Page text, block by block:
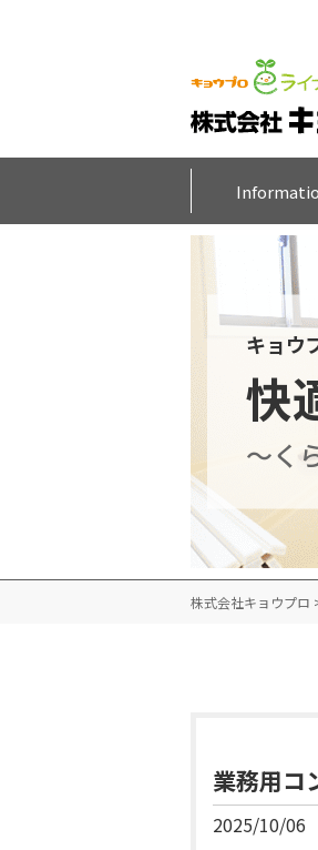
キョウ
快
～く
株式会社キョウプロ
業務用コ
2025/10/06